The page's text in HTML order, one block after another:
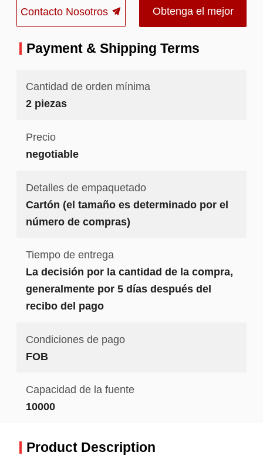
Contacto Nosotros Obtenga el mejor
precio
Payment & Shipping Terms
Cantidad de orden mínima
2 piezas
Precio
negotiable
Detalles de empaquetado
Cartón (el tamaño es determinado por el
número de compras)
Tiempo de entrega
La decisión por la cantidad de la compra,
generalmente por 5 días después del
recibo del pago
Condiciones de pago
FOB
Capacidad de la fuente
10000
Product Description